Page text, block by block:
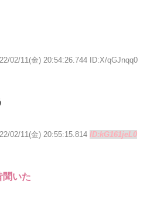
02/11(金) 20:54:26.744 ID:X/qGJnqq0
02/11(金) 20:55:15.814 ID:kG161jeL0
聞いた